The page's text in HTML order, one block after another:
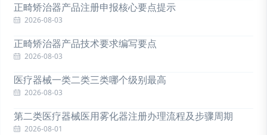
正畸矫治器产品注册申报核心要点提示
2026-08-03
正畸矫治器产品技术要求编写要点
2026-08-03
医疗器械一类二类三类哪个级别最高
2026-08-03
第二类医疗器械医用雾化器注册办理流程及步骤周期
2026-08-01